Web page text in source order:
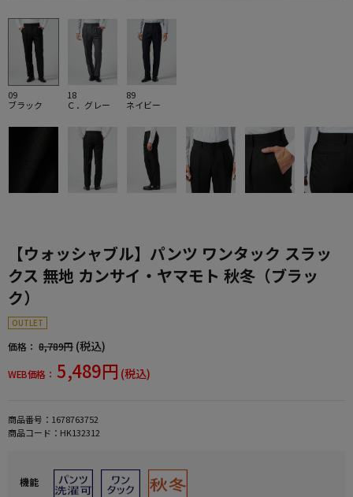
09
ブラック
18
Ｃ．グレー
89
ネイビー
【ウォッシャブル】パンツ ワンタック スラッ
クス 無地 カンサイ・ヤマモト 秋冬（ブラッ
ク）
OUTLET
価格： 8,789円 (税込)
WEB価格： 5,489円 (税込)
商品番号： 1678763752
商品コード： HK132312
機能